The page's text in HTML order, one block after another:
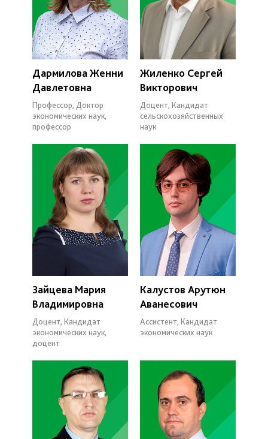
Дармилова Женни
Давлетовна
Профессор, Доктор
экономических наук,
профессор
Жиленко Сергей
Викторович
Доцент, Кандидат
сельскохозяйственных
наук
Зайцева Мария
Владимировна
Доцент, Кандидат
экономических наук,
доцент
Калустов Арутюн
Аванесович
Ассистент, Кандидат
экономических наук